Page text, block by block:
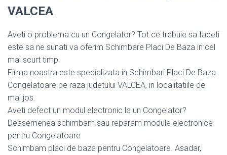
VALCEA
Aveti o problema cu un Congelator? Tot ce trebuie sa faceti
este sa ne sunati va oferim Schimbare Placi De Baza in cel
mai scurt timp.
Firma noastra este specializata in Schimbari Placi De Baza
Congelatoare pe raza judetului VALCEA, in localitatiile de
mai jos.
Aveti defect un modul electronic la un Congelator?
Deasemenea schimbam sau reparam module electronice
pentru Congelatoare
Schimbam placi de baza pentru Congelatoare. Asadar,